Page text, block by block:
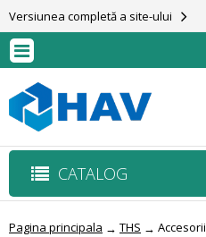
Versiunea completă a site-ului
CATALOG
Pagina principala → THS → Accesorii